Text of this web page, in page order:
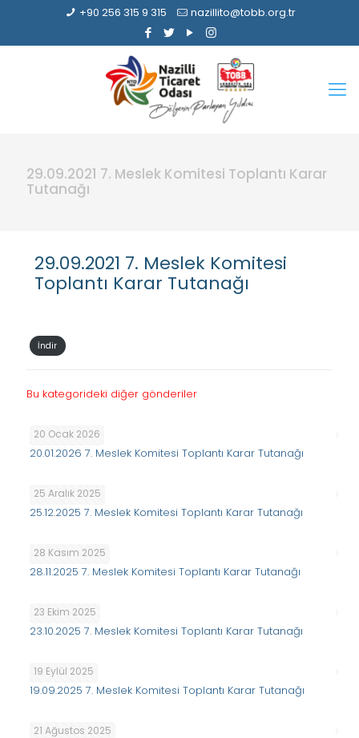
+90 256 315 9 315 nazillito@tobb.org.tr
29.09.2021 7. Meslek Komitesi Toplantı Karar
Tutanağı
29.09.2021 7. Meslek Komitesi
Toplantı Karar Tutanağı
İndir
Bu kategorideki diğer gönderiler
20 Ocak 2026
20.01.2026 7. Meslek Komitesi Toplantı Karar Tutanağı
25 Aralık 2025
25.12.2025 7. Meslek Komitesi Toplantı Karar Tutanağı
28 Kasım 2025
28.11.2025 7. Meslek Komitesi Toplantı Karar Tutanağı
23 Ekim 2025
23.10.2025 7. Meslek Komitesi Toplantı Karar Tutanağı
19 Eylül 2025
19.09.2025 7. Meslek Komitesi Toplantı Karar Tutanağı
21 Ağustos 2025